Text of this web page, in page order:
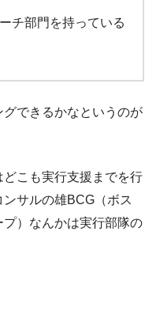
チ部門を持っている
できるかなというのが
こも実行支援までを行
サルの雄BCG（ボス
プ）なんかは実行部隊の